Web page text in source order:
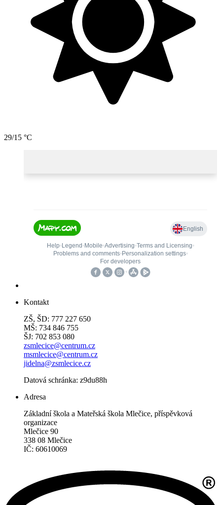
29/15 °C
Kontakt
ZŠ, ŠD: 777 227 650
MŠ: 734 846 755
ŠJ: 702 853 080
zsmlecice@centrum.cz
msmlecice@centrum.cz
jidelna@zsmlecice.cz
Datová schránka: z9du88h
Adresa
Základní škola a Mateřská škola Mlečice, příspěvková
organizace
Mlečice 90
338 08 Mlečice
IČ: 60610069